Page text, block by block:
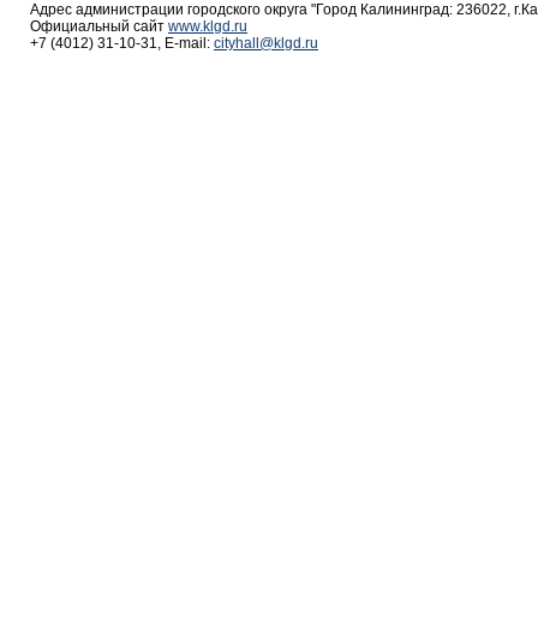
Адрес администрации городского округа "Город Калининград: 236022,
Официальный сайт www.klgd.ru
+7 (4012) 31-10-31, E-mail: cityhall@klgd.ru